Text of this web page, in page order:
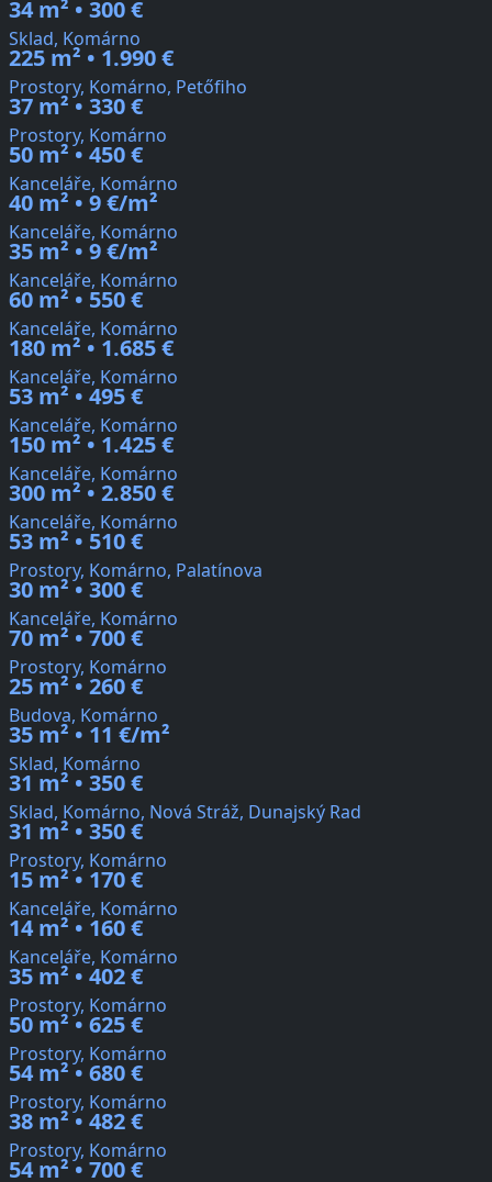
34 m² • 300 €
Sklad, Komárno
225 m² • 1.990 €
Prostory, Komárno, Petőfiho
37 m² • 330 €
Prostory, Komárno
50 m² • 450 €
Kanceláře, Komárno
40 m² • 9 €/m²
Kanceláře, Komárno
35 m² • 9 €/m²
Kanceláře, Komárno
60 m² • 550 €
Kanceláře, Komárno
180 m² • 1.685 €
Kanceláře, Komárno
53 m² • 495 €
Kanceláře, Komárno
150 m² • 1.425 €
Kanceláře, Komárno
300 m² • 2.850 €
Kanceláře, Komárno
53 m² • 510 €
Prostory, Komárno, Palatínova
30 m² • 300 €
Kanceláře, Komárno
70 m² • 700 €
Prostory, Komárno
25 m² • 260 €
Budova, Komárno
35 m² • 11 €/m²
Sklad, Komárno
31 m² • 350 €
Sklad, Komárno, Nová Stráž, Dunajský Rad
31 m² • 350 €
Prostory, Komárno
15 m² • 170 €
Kanceláře, Komárno
14 m² • 160 €
Kanceláře, Komárno
35 m² • 402 €
Prostory, Komárno
50 m² • 625 €
Prostory, Komárno
54 m² • 680 €
Prostory, Komárno
38 m² • 482 €
Prostory, Komárno
54 m² • 700 €